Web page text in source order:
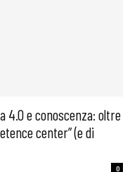
4.0 e conoscenza: oltre
center” (e di
0